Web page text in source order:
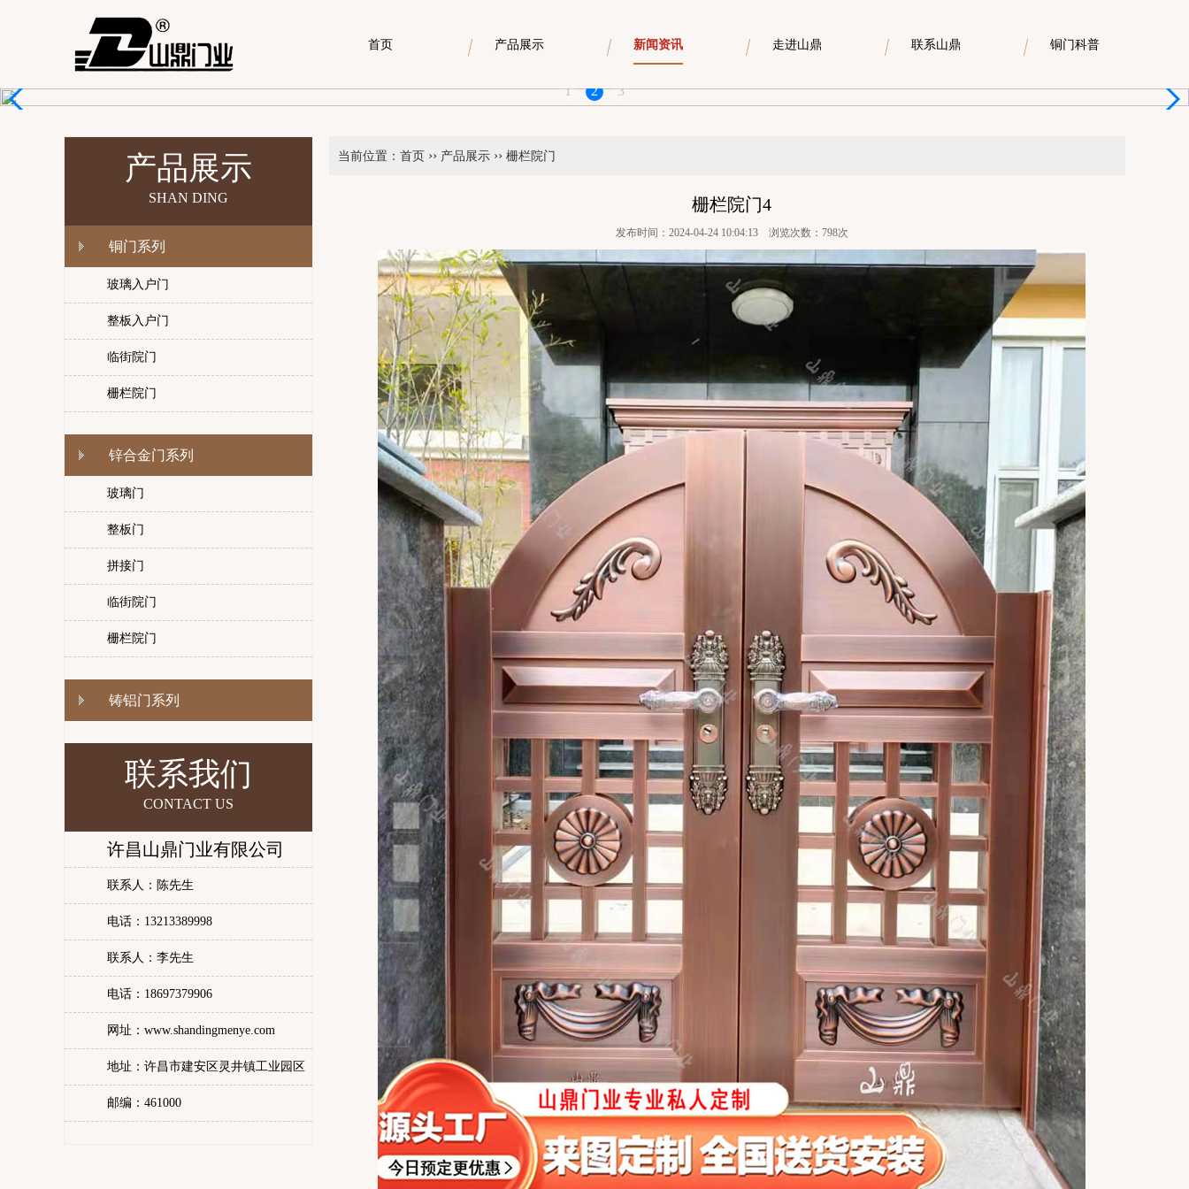
首页 产品展示 新闻资讯 走进山鼎 联系山鼎 铜门科普
1 2 3
产品展示
SHAN DING
铜门系列
玻璃入户门
整板入户门
临街院门
栅栏院门
锌合金门系列
玻璃门
整板门
拼接门
临街院门
栅栏院门
铸铝门系列
联系我们
CONTACT US
许昌山鼎门业有限公司
联系人：陈先生
电话：13213389998
联系人：李先生
电话：18697379906
网址：www.shandingmenye.com
地址：许昌市建安区灵井镇工业园区
邮编：461000
当前位置： 首页 ›› 产品展示 ›› 栅栏院门
栅栏院门4
发布时间：2024-04-24 10:04:13 浏览次数：798次